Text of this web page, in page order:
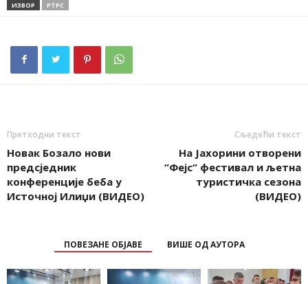
ИЗВОР РТРС
Претходни текст
Новак Бозало нови
предсједник
конференције беба у
Источној Илиџи (ВИДЕО)
Сљедећи текст
На Јахорини отворени
“Фејс“ фестивал и љетна
туристичка сезона
(ВИДЕО)
ПОВЕЗАНЕ ОБЈАВЕ ВИШЕ ОД АУТОРА